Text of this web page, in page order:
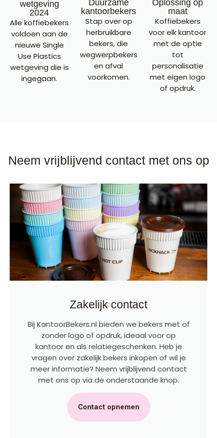
wetgeving
2024
Alle koffiebekers
voldoen aan de
nieuwe Single
Use Plastics
wetgeving die is
ingegaan.
Duurzame
kantoorbekers
Stap over op
herbruikbare
bekers, die
wegwerpbekers
en afval
voorkomen.
Oplossing op
maat
Koffiebekers
voor elk kantoor
met de optie
tot
personalisatie
met eigen logo
of opdruk.
Neem vrijblijvend contact met ons op
Zakelijk contact
Bij KantoorBekers.nl bieden we bekers met of
zonder logo of opdruk, ideaal voor op
kantoor en als relatiegeschenken. Heb je
vragen over zakelijk bekers inkopen of wil je
meer informatie? Neem vrijblijvend contact
met ons op via de onderstaande knop.
Contact opnemen